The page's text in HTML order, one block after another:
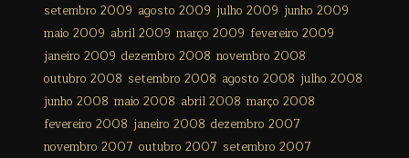
setembro 2009 agosto 2009 julho 2009 junho 2009
maio 2009 abril 2009 março 2009 fevereiro 2009
janeiro 2009 dezembro 2008 novembro 2008
outubro 2008 setembro 2008 agosto 2008 julho 2008
junho 2008 maio 2008 abril 2008 março 2008
fevereiro 2008 janeiro 2008 dezembro 2007
novembro 2007 outubro 2007 setembro 2007